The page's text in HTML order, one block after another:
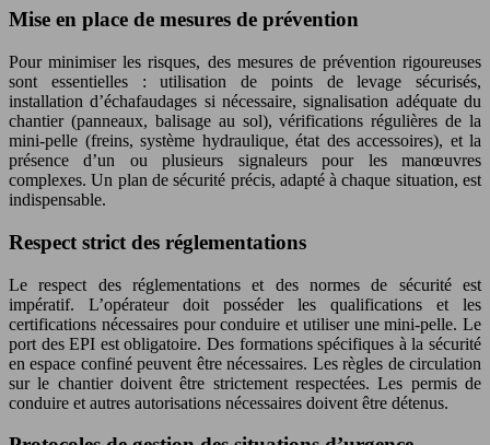
Mise en place de mesures de prévention
Pour minimiser les risques, des mesures de prévention rigoureuses
sont essentielles : utilisation de points de levage sécurisés,
installation d’échafaudages si nécessaire, signalisation adéquate du
chantier (panneaux, balisage au sol), vérifications régulières de la
mini-pelle (freins, système hydraulique, état des accessoires), et la
présence d’un ou plusieurs signaleurs pour les manœuvres
complexes. Un plan de sécurité précis, adapté à chaque situation, est
indispensable.
Respect strict des réglementations
Le respect des réglementations et des normes de sécurité est
impératif. L’opérateur doit posséder les qualifications et les
certifications nécessaires pour conduire et utiliser une mini-pelle. Le
port des EPI est obligatoire. Des formations spécifiques à la sécurité
en espace confiné peuvent être nécessaires. Les règles de circulation
sur le chantier doivent être strictement respectées. Les permis de
conduire et autres autorisations nécessaires doivent être détenus.